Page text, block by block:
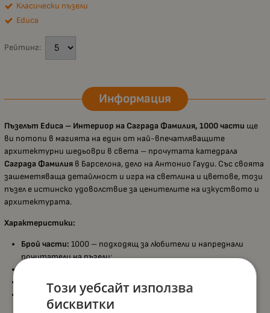
Класически пъзели
Educa
Рейтинг:
Информация
Пъзелът Educa – Интериор на Саграда Фамилия, 1000 части ще
ви потопи в магията на един от най-впечатляващите
архитектурни шедьоври в света – прочутата катедрала
Саграда Фамилия в Барселона, дело на Антонио Гауди. Със своята
зашеметяваща детайлност и игра на светлина и цветове, този
пъзел е истинско удоволствие за ценителите на изкуството и
архитектурата.
Характеристики:
Брой части: 1000 – подходящ за любители и напреднали
почитатели на пъзели;
Размери на сглобения пъзел:
Изработен отвисококачествен картонспрецизно
изрязани елементи за идеално напасване;
Този уебсайт използва
бисквитки